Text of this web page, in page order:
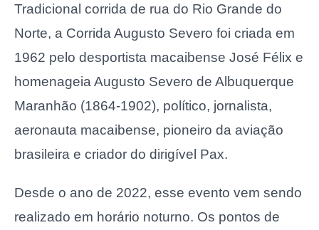
Tradicional corrida de rua do Rio Grande do
Norte, a Corrida Augusto Severo foi criada em
1962 pelo desportista macaibense José Félix e
homenageia Augusto Severo de Albuquerque
Maranhão (1864-1902), político, jornalista,
aeronauta macaibense, pioneiro da aviação
brasileira e criador do dirigível Pax.
Desde o ano de 2022, esse evento vem sendo
realizado em horário noturno. Os pontos de